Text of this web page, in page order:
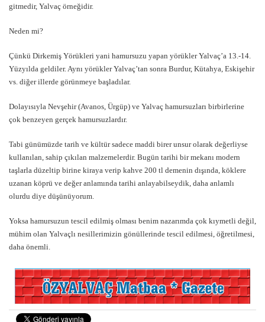
gitmedir, Yalvaç örneğidir.
Neden mi?
Çünkü Dirkemiş Yörükleri yani hamursuzu yapan yörükler Yalvaç’a 13.-14.
Yüzyılda geldiler. Aynı yörükler Yalvaç’tan sonra Burdur, Kütahya, Eskişehir
vs. diğer illerde görünmeye başladılar.
Dolayısıyla Nevşehir (Avanos, Ürgüp) ve Yalvaç hamursuzları birbirlerine
çok benzeyen gerçek hamursuzlardır.
Tabi günümüzde tarih ve kültür sadece maddi birer unsur olarak değerliyse
kullanılan, sahip çıkılan malzemelerdir. Bugün tarihi bir mekanı modern
taşlarla düzeltip birine kiraya verip kahve 200 tl demenin dışında, köklere
uzanan köprü ve değer anlamında tarihi anlayabilseydik, daha anlamlı
olurdu diye düşünüyorum.
Yoksa hamursuzun tescil edilmiş olması benim nazarımda çok kıymetli değil,
mühim olan Yalvaçlı nesillerimizin gönüllerinde tescil edilmesi, öğretilmesi,
daha önemli.